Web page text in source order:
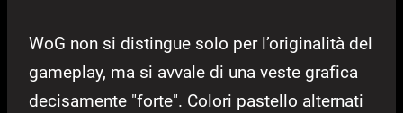
WoG non si distingue solo per l’originalità del
gameplay, ma si avvale di una veste grafica
decisamente "forte". Colori pastello alternati